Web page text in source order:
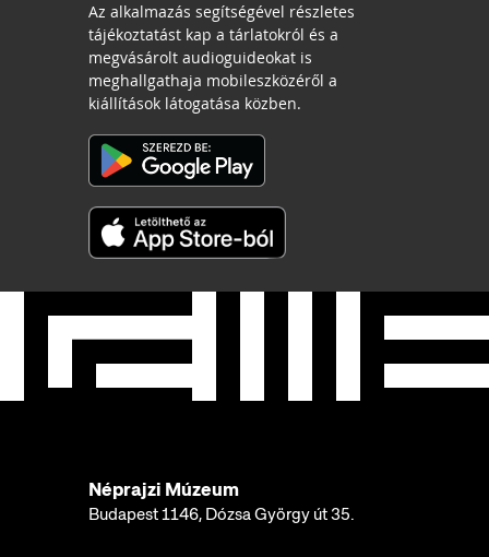
Az alkalmazás segítségével részletes
tájékoztatást kap a tárlatokról és a
megvásárolt audioguideokat is
meghallgathaja mobileszközéről a
kiállítások látogatása közben.
Néprajzi Múzeum
Budapest 1146, Dózsa György út 35.